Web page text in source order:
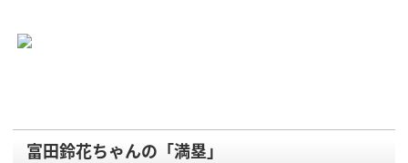
富田鈴花ちゃんの「満塁」